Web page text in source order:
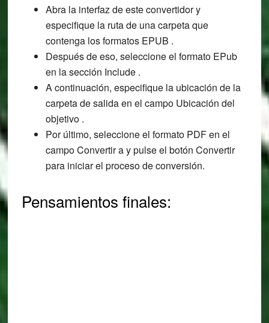
Abra la interfaz de este convertidor y
especifique la ruta de una carpeta que
contenga los formatos EPUB .
Después de eso, seleccione el formato EPub
en la sección Include .
A continuación, especifique la ubicación de la
carpeta de salida en el campo Ubicación del
objetivo .
Por último, seleccione el formato PDF en el
campo Convertir a y pulse el botón Convertir
para iniciar el proceso de conversión.
Pensamientos finales: